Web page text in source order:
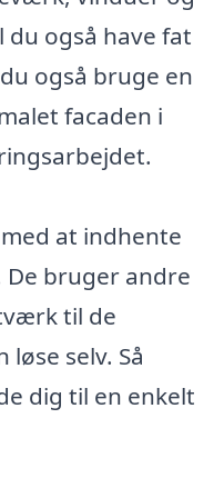
du også have fat
også bruge en
facaden i
at indhente
bruger andre
til de
løse selv. Så
dig til en enkelt